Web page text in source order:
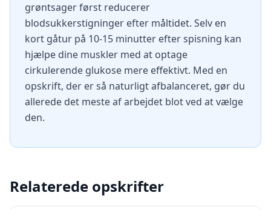
grøntsager først reducerer
blodsukkerstigninger efter måltidet. Selv en
kort gåtur på 10-15 minutter efter spisning kan
hjælpe dine muskler med at optage
cirkulerende glukose mere effektivt. Med en
opskrift, der er så naturligt afbalanceret, gør du
allerede det meste af arbejdet blot ved at vælge
den.
Relaterede opskrifter